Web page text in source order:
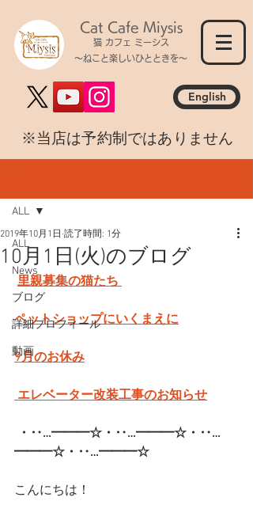
Cat Cafe Miysis
猫 カフェ ミーシス
～ねこと楽しいひとときを～
English
​※当店は予約制ではありません
ALL
News
ブログ
詳細プロフィール
動画
ALL
10月1日(火)のブログ
2019年10月1日 読了時間: 1分
里親募集の猫たち
ペットショップにいくまえに
9月のお休み
エレベーター改装工事のお知らせ
・‥…━━━☆・‥…━━━☆・‥…
━━━☆・‥…━━━☆
こんにちは！